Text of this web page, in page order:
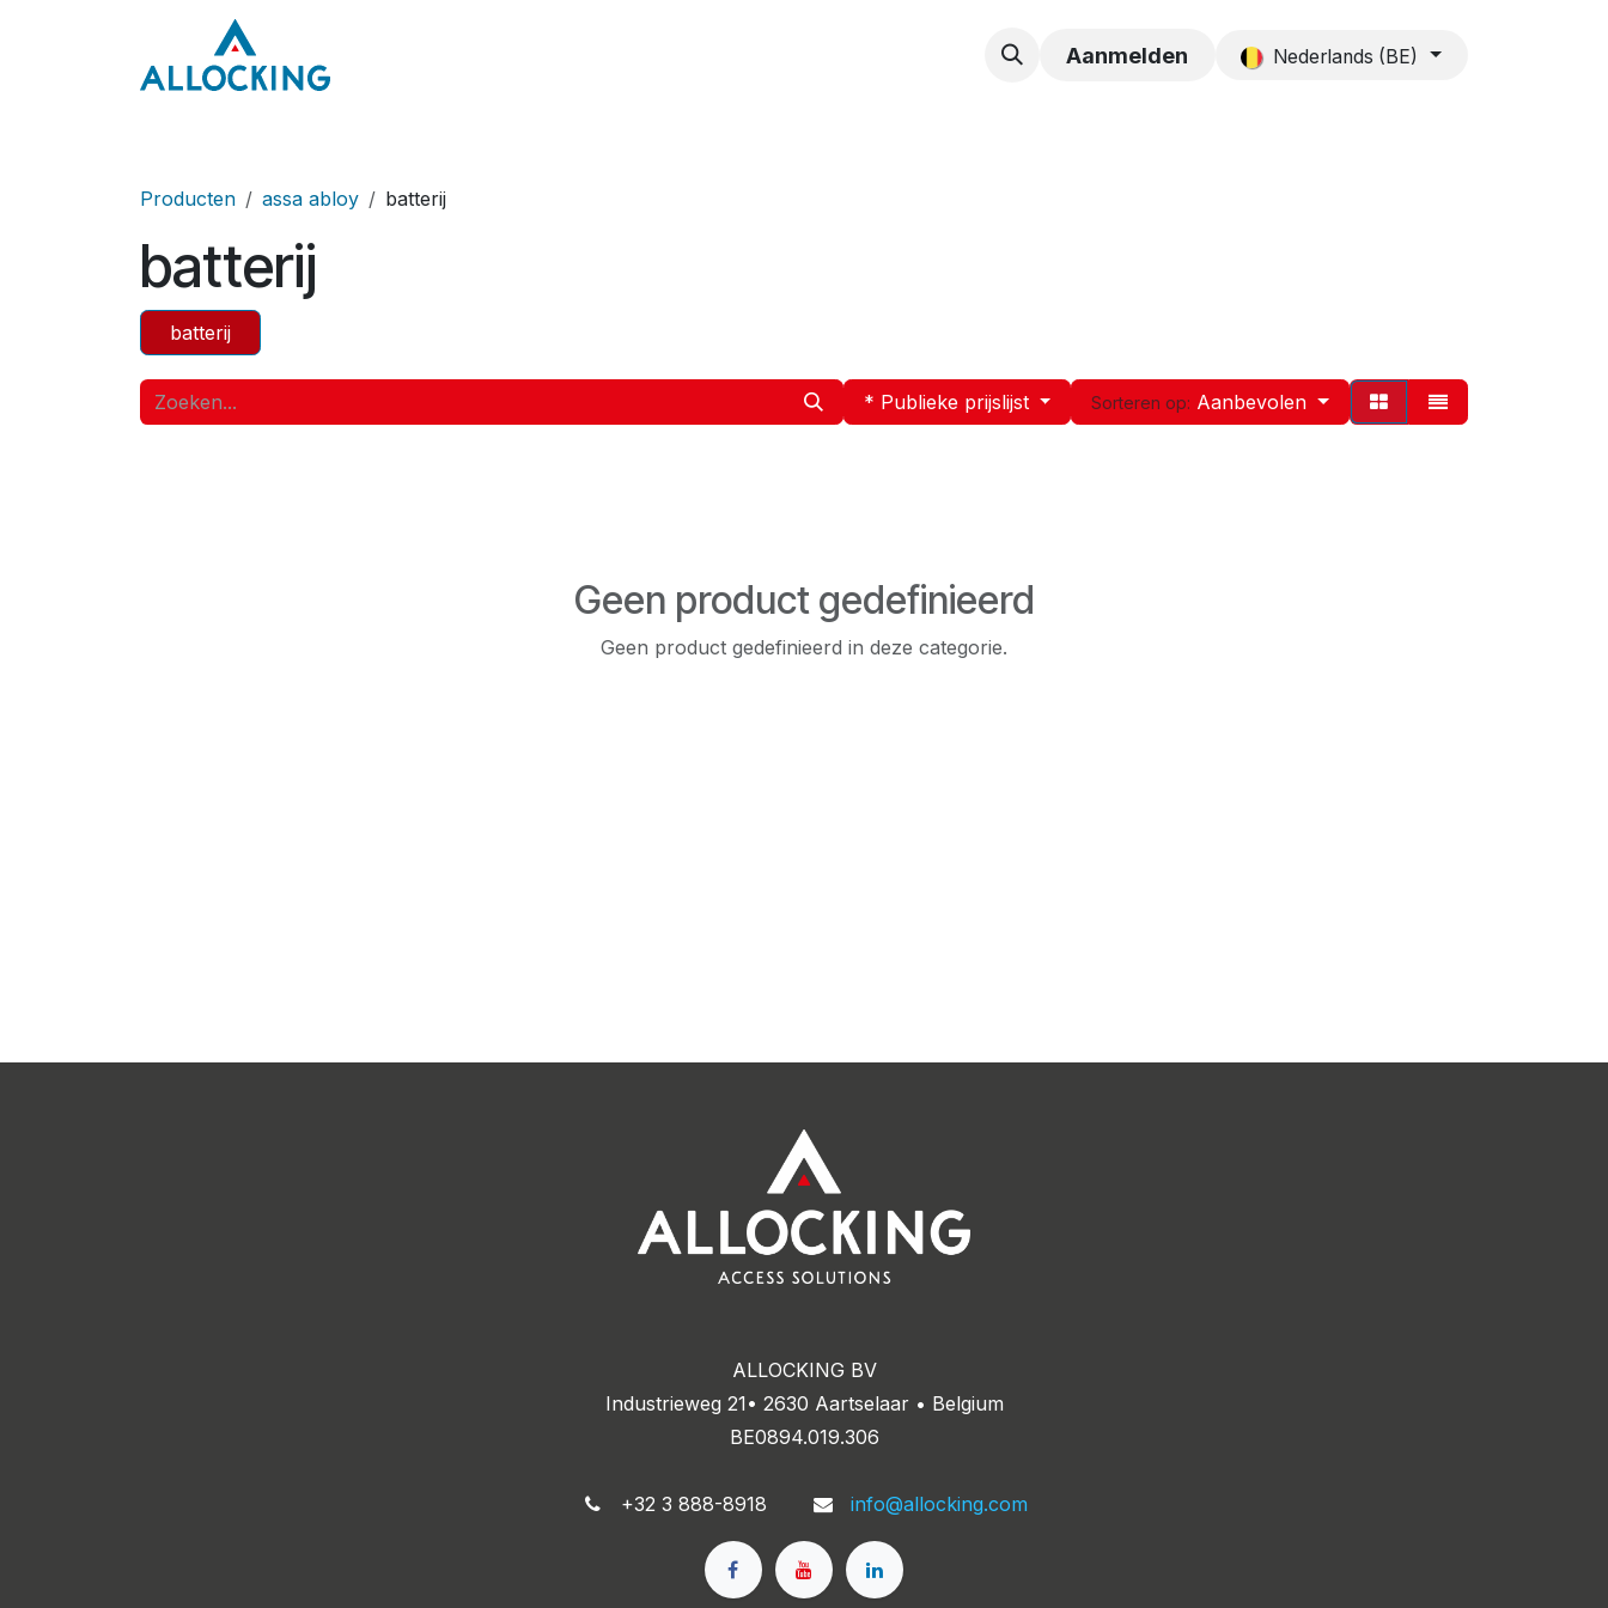
Vacatures Contact
Aanmelden Nederlands (BE)
Producten assa abloy batterij
batterij
batterij
* Publieke prijslijst Sorteren op: Aanbevolen
Geen product gedefinieerd
Geen product gedefinieerd in deze categorie.
ALLOCKING BV
Industrieweg 21• 2630 Aartselaar • Belgium
BE0894.019.306
+32 3 888-8918 info@allocking.com